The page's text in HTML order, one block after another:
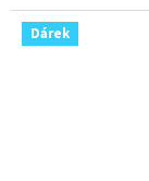
Dárek